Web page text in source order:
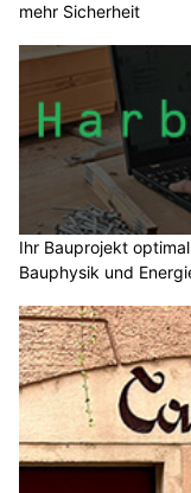
mehr Sicherheit
Ihr Bauprojekt
Bauphysik und